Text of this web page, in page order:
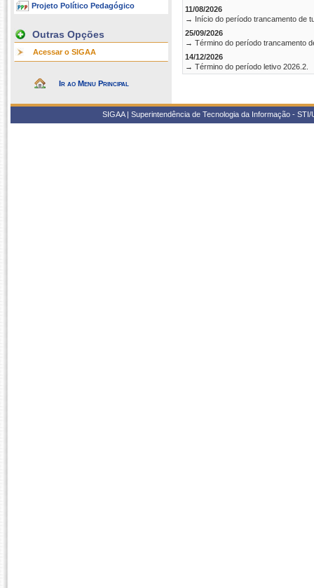
Projeto Político Pedagógico
Outras Opções
Acessar o SIGAA
Ir ao Menu Principal
11/08/2026
→ Início do período trancamento de
25/09/2026
→ Término do período trancamento
14/12/2026
→ Término do período letivo 2026.2.
SIGAA | Superintendência de Tecnologia da Informação -